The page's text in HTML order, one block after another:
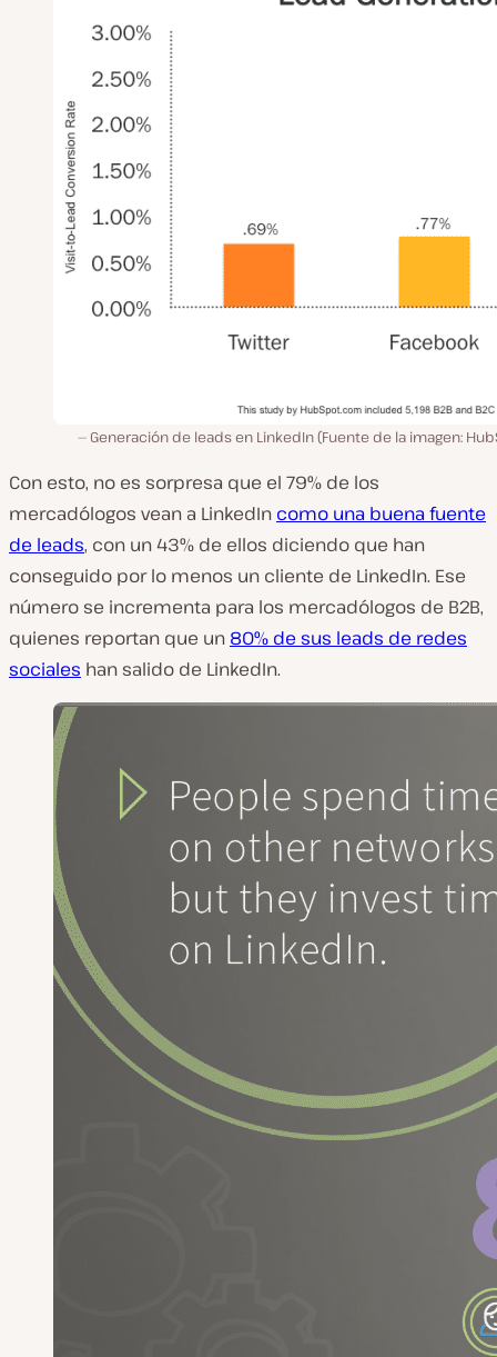
Generación de leads en LinkedIn (Fuente de la imagen:
Con esto, no es sorpresa que el 79% de los
mercadólogos vean a LinkedIn como una buena fuente
de leads, con un 43% de ellos diciendo que han
conseguido por lo menos un cliente de LinkedIn. Ese
número se incrementa para los mercadólogos de B2B,
quienes reportan que un 80% de sus leads de redes
sociales han salido de LinkedIn.